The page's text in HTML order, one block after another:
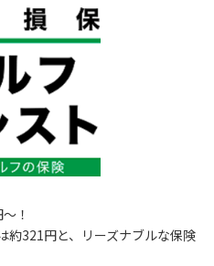
！
約321円と、リーズナブルな保険